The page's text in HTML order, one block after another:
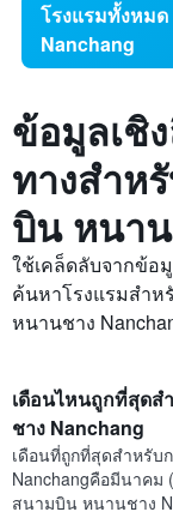
โรงแรมทั้งหม
Nanchang
ข้อมูลเชิ
ทางสำห
บิน หนา
ใช้เคล็ดลับจากข้อ
ค้นหาโรงแรมสำ
หนานชาง
เดือนไหนถูกที่สุดส
ชาง Nanchang
เดือนที่ถูกที่สุดสำหรับ
Nanchangคือมีนาคม
สนามบิน หนานชาง